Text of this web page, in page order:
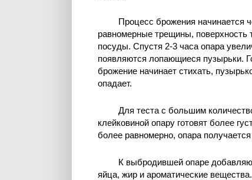
Процесс брожения начинается
равномерные трещины, поверхность
посуды. Спустя 2-3 часа опара
появляются лопающиеся пузырьки.
брожение начинает стихать,
опадает.
Для теста с большим
клейковиной опару готовят более
более равномерно, опара
К выбродившей опаре
яйца, жир и ароматические